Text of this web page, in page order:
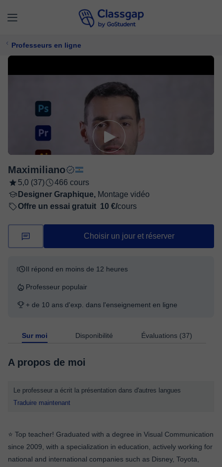
Professeurs en ligne
Maximiliano
5,0 (37)
466 cours
Designer Graphique, Montage vidéo
Offre un essai gratuit 10 €/cours
Choisir un jour et réserver
Il répond en moins de 12 heures
Professeur populair
+ de 10 ans d'exp. dans l'enseignement en ligne
Sur moi Disponibilité Évaluations (37)
A propos de moi
Le professeur a écrit la présentation dans d'autres langues
Traduire maintenant
⭐ Top teacher! Graduated with a degree in Visual Communication
since 2009, with a specialization in education, actively working for
national and international companies such as Disney, Toyota,